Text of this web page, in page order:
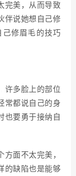
完美，从而导致
伴说她想自己修
修眉毛的技巧
许多脸上的部位
常都说自己的身
也要勇于接纳自
面不太完美，
的缺陷也是能够